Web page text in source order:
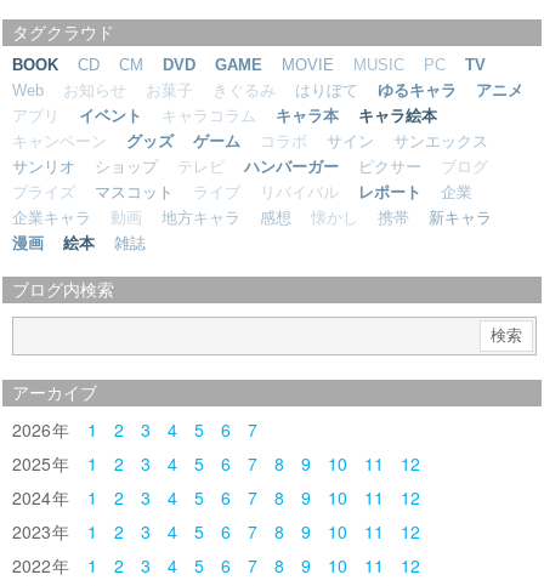
タグクラウド
BOOK CD CM DVD GAME MOVIE MUSIC PC
TV
Web
お知らせ お菓子 きぐるみ はりぼて ゆるキャラ
アニメ
アプリ
イベント キャラコラム キャラ本
キャラ絵本
キャンペーン
グッズ ゲーム コラボ サイン
サンエックス
サンリオ
ショップ テレビ ハンバーガー ピクサー
ブログ
プライズ
マスコット ライブ リバイバル レポート
企業
企業キャラ
動画 地方キャラ 感想 懐かし 携帯
新キャラ
漫画
絵本 雑誌
ブログ内検索
アーカイブ
2026 1 2 3 4 5 6
7
2025
1 2 3 4 5 6 7 8 9 10 11
12
2024
1 2 3 4 5 6 7 8 9 10 11
12
2023
1 2 3 4 5 6 7 8 9 10 11
12
2022
1 2 3 4 5 6 7 8 9 10 11
12